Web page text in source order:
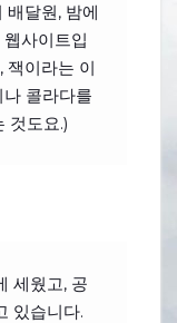
배달원, 밤에
사이트입
잭이라는 이
콜라다를
것도요.)
세웠고, 공
있습니다.